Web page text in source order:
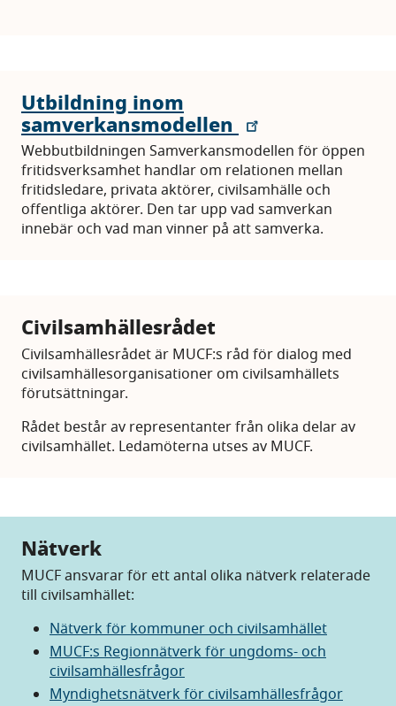
Utbildning inom
samverkansmodellen
Webbutbildningen Samverkansmodellen för öppen
fritidsverksamhet handlar om relationen mellan
fritidsledare, privata aktörer, civilsamhälle och
offentliga aktörer. Den tar upp vad samverkan
innebär och vad man vinner på att samverka.
Civilsamhällesrådet
Civilsamhällesrådet är MUCF:s råd för dialog med
civilsamhällesorganisationer om civilsamhällets
förutsättningar.
Rådet består av representanter från olika delar av
civilsamhället. Ledamöterna utses av MUCF.
Nätverk
MUCF ansvarar för ett antal olika nätverk relaterade
till civilsamhället:
Nätverk för kommuner och civilsamhället
MUCF:s Regionnätverk för ungdoms- och
civilsamhällesfrågor
Myndighetsnätverk för civilsamhällesfrågor